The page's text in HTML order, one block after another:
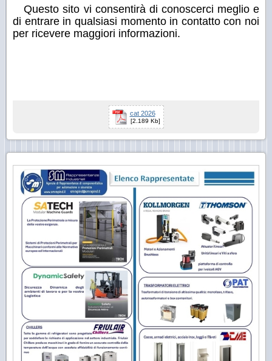
Questo sito vi consentirà di conoscerci meglio e
di entrare in qualsiasi momento in contatto con noi
per ricevere maggiori informazioni.
cat 2026
[2.189 Kb]